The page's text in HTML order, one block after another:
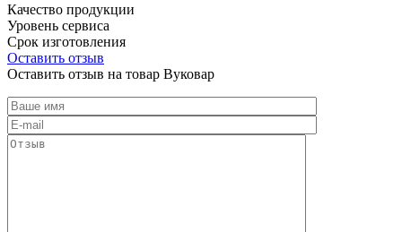
Качество продукции
Уровень сервиса
Срок изготовления
Оставить отзыв
Оставить отзыв на товар Вуковар